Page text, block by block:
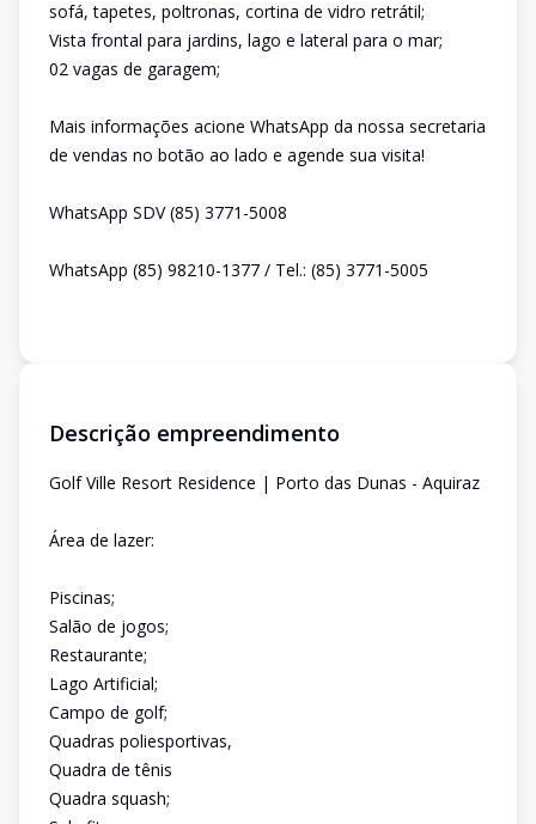
sofá, tapetes, poltronas, cortina de vidro retrátil;
Vista frontal para jardins, lago e lateral para o mar;
02 vagas de garagem;
Mais informações acione WhatsApp da nossa secretaria
de vendas no botão ao lado e agende sua visita!
WhatsApp SDV (85) 3771-5008
WhatsApp (85) 98210-1377 / Tel.: (85) 3771-5005
Descrição empreendimento
Golf Ville Resort Residence | Porto das Dunas - Aquiraz
Área de lazer:
Piscinas;
Salão de jogos;
Restaurante;
Lago Artificial;
Campo de golf;
Quadras poliesportivas,
Quadra de tênis
Quadra squash;